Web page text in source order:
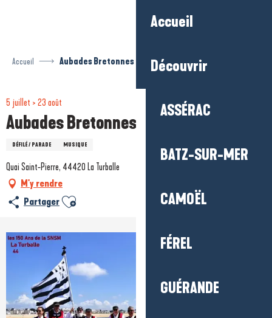
Accueil
Découvrir
ASSÉRAC
BATZ-SUR-MER
CAMOËL
FÉREL
GUÉRANDE
Accueil Aubades Bretonnes
5 juillet > 23 août
Aubades Bretonnes
DÉFILÉ / PARADE MUSIQUE
Quai Saint-Pierre, 44420 La Turballe
M'y rendre
Partager Ajouter aux favoris